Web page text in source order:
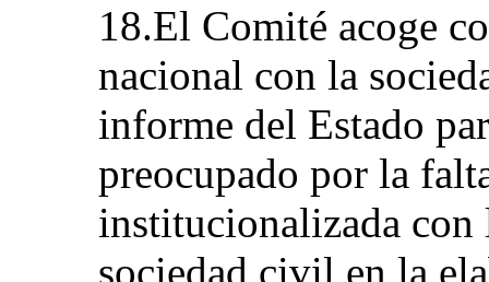
18.El Comité acoge
nacional con la
informe del Estado
preocupado por la
institucionalizada con
sociedad civil en la